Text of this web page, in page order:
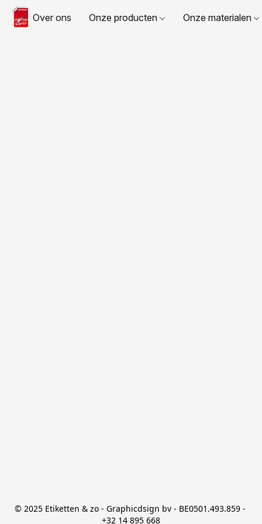
Over ons Onze producten Onze materialen
© 2025 Etiketten & zo - Graphicdsign bv - BE0501.493.859 -
+32 14 895 668